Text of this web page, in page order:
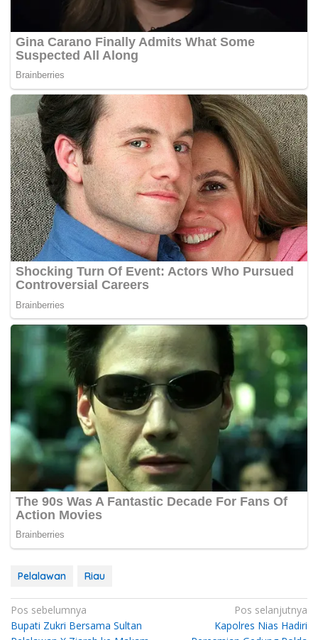
Pelalawan Riau
Navigasi
pos
Pos sebelumnya
Bupati Zukri Bersama Sultan
Pos selanjutnya
Kapolres Nias Hadiri